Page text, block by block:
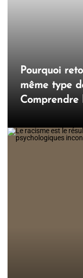
Pourquoi
même type
Comprendre